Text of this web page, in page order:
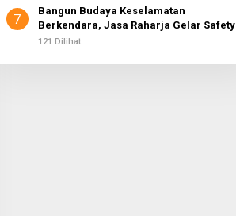
7
Bangun Budaya Keselamatan
Berkendara, Jasa Raharja Gelar Safety
Campaign di PT Pasifik Medan Industri
121 Dilihat